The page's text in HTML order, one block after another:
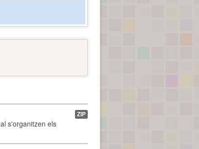
s'organitzen els
ZIP